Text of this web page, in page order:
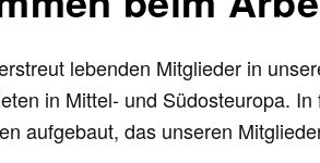
lebenden Mitglieder in
in Mittel- und Südosteuropa.
aufgebaut, das unseren